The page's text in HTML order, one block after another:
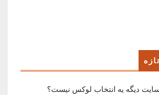
دیگه یه انتخاب لوکس نیست؟